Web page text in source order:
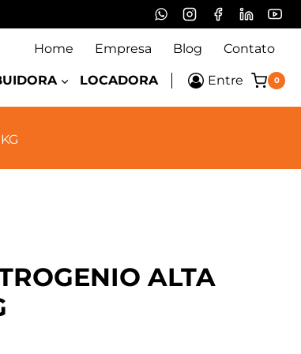
Home Empresa Blog Contato
LOCADORA Entre 0
ALTA